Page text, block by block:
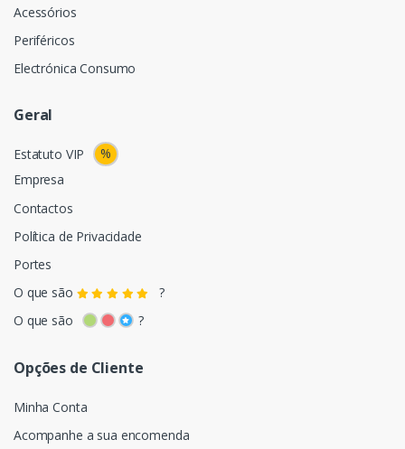
Acessórios
Periféricos
Electrónica Consumo
Geral
Estatuto VIP
%
Empresa
Contactos
Política de Privacidade
Portes
O que são
?
O que são
?
Opções de Cliente
Minha Conta
Acompanhe a sua encomenda